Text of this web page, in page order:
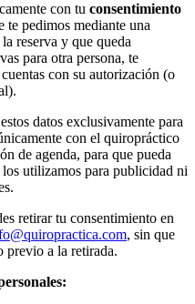
con tu consentimiento
pedimos mediante una
reserva y que queda
para otra persona, te
con su autorización (o
datos exclusivamente para
con el quiropráctico
de agenda, para que pueda
utilizamos para publicidad ni
retirar tu consentimiento en
, sin que
previo a la retirada.